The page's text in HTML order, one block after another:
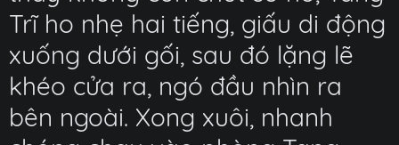
Trĩ ho nhẹ hai tiếng, giấu di động
xuống dưới gối, sau đó lặng lẽ
khéo cửa ra, ngó đầu nhìn ra
bên ngoài. Xong xuôi, nhanh